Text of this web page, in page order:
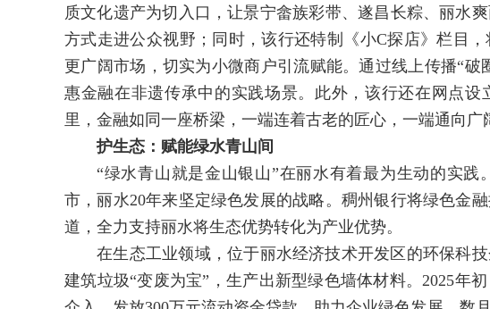
质文化遗产为切入口，让景宁畲族彩带、遂昌长粽、丽水
方式走进公众视野；同时，该行还特制《小C探店》栏目
更广阔市场，切实为小微商户引流赋能。通过线上传播“破
惠金融在非遗传承中的实践场景。此外，该行还在网点
里，金融如同一座桥梁，一端连着古老的匠心，一端通向广
护生态：赋能绿水青山间
“绿水青山就是金山银山”在丽水有着最为生动的实践
市，丽水20年来坚定绿色发展的战略。稠州银行将绿色金
道，全力支持丽水将生态优势转化为产业优势。
在生态工业领域，位于丽水经济技术开发区的环保科技
建筑垃圾“变废为宝”，生产出新型绿色墙体材料。2025年